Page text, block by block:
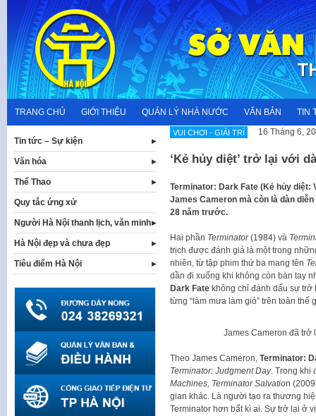
content
TRANG CHỦ GIỚI THIỆU QUẢN LÝ NHÀ NƯỚC VĂN BẢN TIN
VUI CHƠI - GIẢI TRÍ 16 Tháng 6,
‘Kẻ hủy diệt’ trở lại với
Terminator: Dark Fate (Kẻ hủy diệt:
James Cameron mà còn là dàn
28 năm trước.
Hai phần Terminator(1984) và
trịch được đánh giá là một trong
nhiên, từ tập phim thứ ba mang tên
dần đi xuống khi không còn bàn tay
Dark Fatekhông chỉ đánh dấu sự trở
từng “làm mưa làm gió” trên toàn thế
James Cameron đã trở
Theo James Cameron, Terminator:
Terminator: Judgment Day. Trong khi
Machines, Terminator Salvation
gian khác. Là người tạo ra thương
Terminator hơn bất kì ai. Sự trở lại ở
Tin tức – Sự kiện
Văn hóa
Thể Thao
Quy tắc ứng xử
Người Hà Nội thanh lịch, văn minh
Hà Nội đẹp và chưa đẹp
Tiêu điểm Hà Nội